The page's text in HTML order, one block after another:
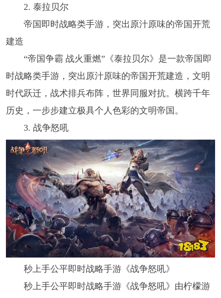
2. 泰拉贝尔
帝国即时战略类手游，突出原汁原味的帝国开荒
建造
“帝国争霸 战火重燃”《泰拉贝尔》是一款帝国即
时战略类手游，突出原汁原味的帝国开荒建造，文明
时代跃迁，战术排兵布阵，世界同服对抗。横跨千年
历史，一步步建立极具个人色彩的文明帝国。
3. 战争怒吼
秒上手公平即时战略手游《战争怒吼》
秒上手公平即时战略手游《战争怒吼》由柠檬游